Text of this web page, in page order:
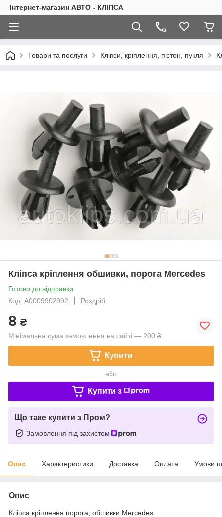
Інтернет-магазин АВТО - КЛІПСА
Товари та послуги Кліпси, кріплення, пістон, пукля
Кліпса кріплення обшивки, порога Mercedes
Готово до відправки
Код: A0009902992
Роздріб
8 ₴
Мінімальна сума замовлення на сайті — 200 ₴
Купити
або
Купити з
Що таке купити з Пром?
Замовлення під захистом
Опис Характеристики Доставка Оплата Умови
Опис
Кліпса кріплення порога, обшивки Mercedes